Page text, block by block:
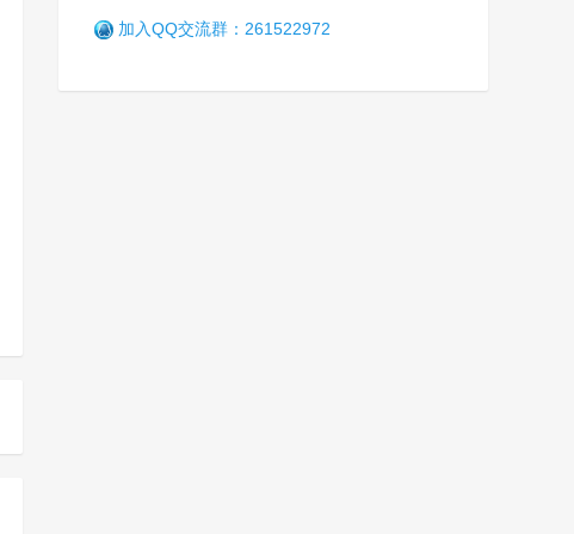
加入QQ交流群：261522972